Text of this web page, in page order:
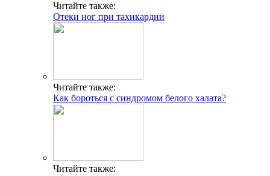
Читайте также:
Отеки ног при тахикардии
Читайте также:
Как бороться с синдромом белого халата?
Читайте также: